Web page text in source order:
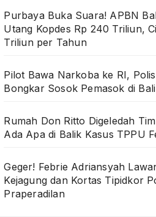
Purbaya Buka Suara! APBN
Utang Kopdes Rp 240 Triliun,
Triliun per Tahun
Pilot Bawa Narkoba ke RI,
Bongkar Sosok Pemasok di
Rumah Don Ritto Digeledah
Ada Apa di Balik Kasus TPPU
Geger! Febrie Adriansyah
Kejagung dan Kortas Tipidkor
Praperadilan